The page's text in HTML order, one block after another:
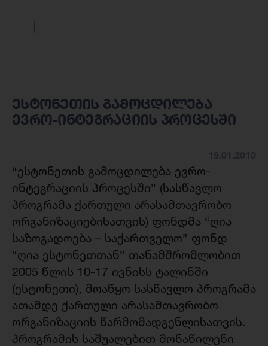
ესტონეთის გამოცდილება
ევრო-ინტეგრაციის პროცესში
“ესტონეთის გამოცდილება ევრო-
ინტეგრაციის პროცესში” (სასწავლო
პროგრამა ქართული არასამთავრობო
ორგანიზაციებისათვის) ფონდმა “ღია
საზოგადოება – საქართველო” ფონდ
“ღია ესტონეთთან” თანამშრომლობით
2005 წლის 10-17 ივნისს ტალინში
(ესტონეთი), მოაწყო სასწავლო პროგრამა
ათამდე ქართული არასამთავრობო
ორგანიზაციის წარმომადგენლისათვის.
პროგრამის საშუალებით მონაწილენი